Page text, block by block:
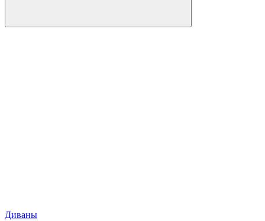
Диваны